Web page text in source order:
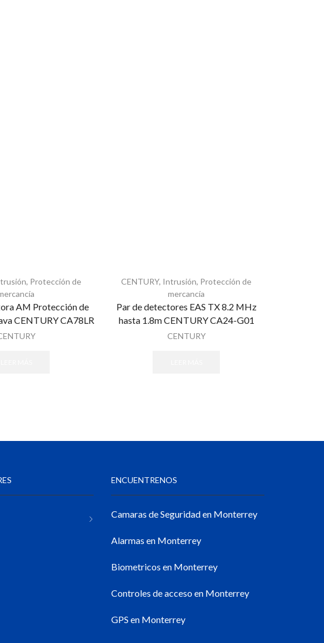
, Protección de
AM Protección de
CENTURY CA78LR
CENTURY, Intrusión, Protección de
mercancía
Par de detectores EAS TX 8.2 MHz
hasta 1.8m CENTURY CA24-G01
CENTURY
ENCUENTRENOS
Camaras de Seguridad en Monterrey
Alarmas en Monterrey
Biometricos en Monterrey
Controles de acceso en Monterrey
GPS en Monterrey